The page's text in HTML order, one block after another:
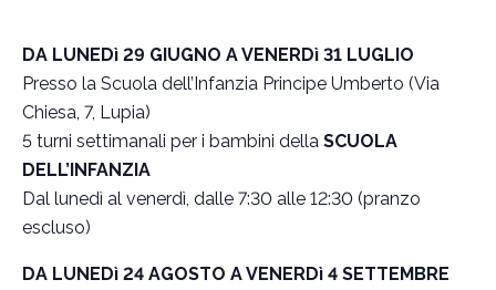
DA LUNEDì 29 GIUGNO A VENERDì 31 LUGLIO
Presso la Scuola dell’Infanzia Principe Umberto (Via
Chiesa, 7, Lupia)
5 turni settimanali per i bambini della SCUOLA
DELL’INFANZIA
Dal lunedì al venerdì, dalle 7:30 alle 12:30 (pranzo
escluso)
DA LUNEDì 24 AGOSTO A VENERDì 4 SETTEMBRE